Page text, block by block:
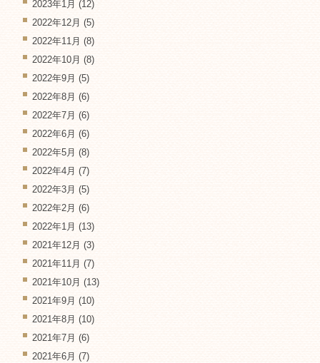
2023年1月 (12)
2022年12月 (5)
2022年11月 (8)
2022年10月 (8)
2022年9月 (5)
2022年8月 (6)
2022年7月 (6)
2022年6月 (6)
2022年5月 (8)
2022年4月 (7)
2022年3月 (5)
2022年2月 (6)
2022年1月 (13)
2021年12月 (3)
2021年11月 (7)
2021年10月 (13)
2021年9月 (10)
2021年8月 (10)
2021年7月 (6)
2021年6月 (7)